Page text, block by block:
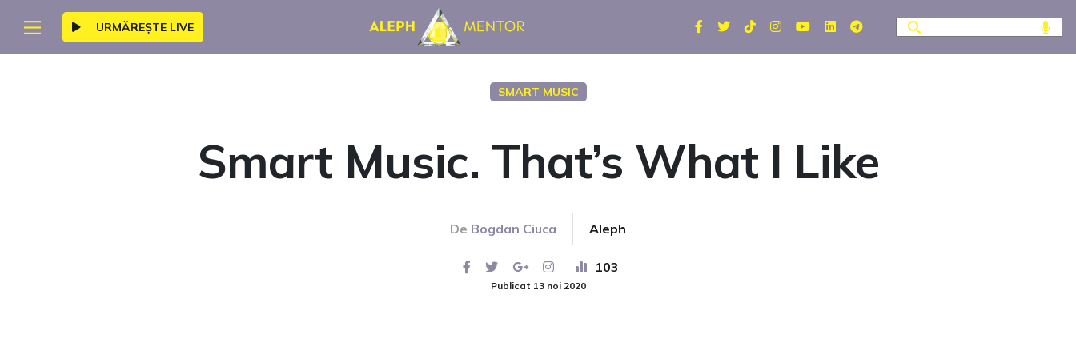
URMĂREȘTE LIVE
SMART MUSIC
Smart Music. That’s What I Like
De Bogdan Ciuca Aleph
103
Publicat 13 noi 2020